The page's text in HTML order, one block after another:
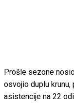
Prošle sezone
osvojio duplu
asistencije na 22